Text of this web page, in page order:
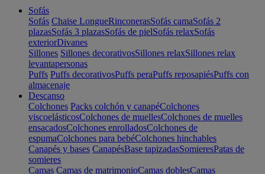
Sofás
Sofás Chaise LongueRinconerasSofás camaSofás 2
plazasSofás 3 plazasSofás de pielSofás relaxSofás
exteriorDivanes
Sillones Sillones decorativosSillones relaxSillones relax
levantapersonas
Puffs Puffs decorativosPuffs peraPuffs reposapiésPuffs con
almacenaje
Descanso
Colchones Packs colchón y canapéColchones
viscoelásticosColchones de muellesColchones de muelles
ensacadosColchones enrolladosColchones de
espumaColchones para bebéColchones hinchables
Canapés y bases CanapésBase tapizadasSomieresPatas de
somieres
Camas Camas de matrimonioCamas doblesCamas